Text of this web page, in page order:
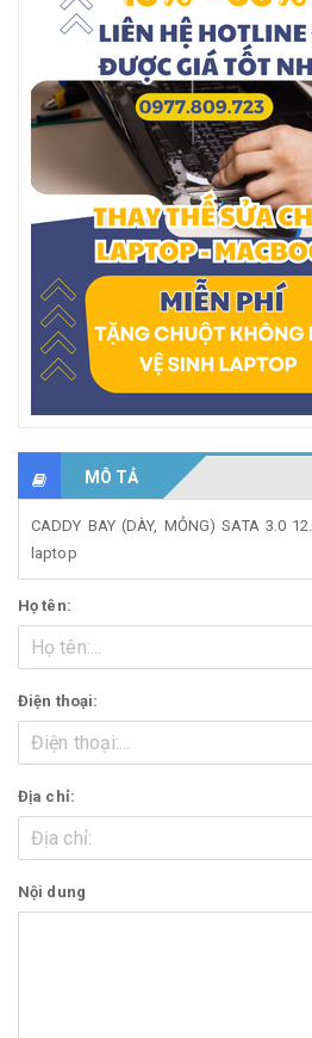
MÔ TẢ
CADDY BAY (DÀY, MỎNG) SATA 3.0
laptop
Họ tên:
Điện thoại:
Địa chỉ:
Nội dung